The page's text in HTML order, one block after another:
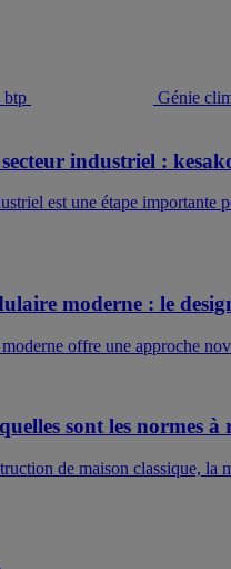
btp Génie
industriel :
est une étape
moderne : le
offre une approche
sont les normes à
de maison classique, la